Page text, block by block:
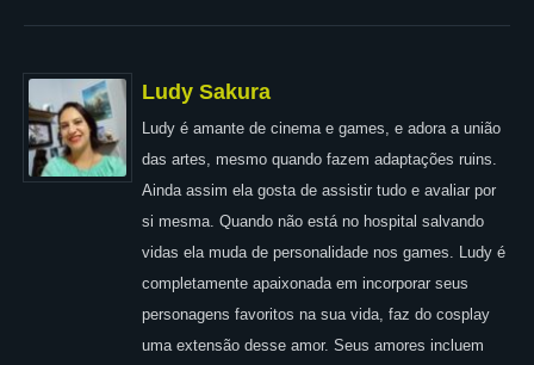
Ludy Sakura
Ludy é amante de cinema e games, e adora a união
das artes, mesmo quando fazem adaptações ruins.
Ainda assim ela gosta de assistir tudo e avaliar por
si mesma. Quando não está no hospital salvando
vidas ela muda de personalidade nos games. Ludy é
completamente apaixonada em incorporar seus
personagens favoritos na sua vida, faz do cosplay
uma extensão desse amor. Seus amores incluem